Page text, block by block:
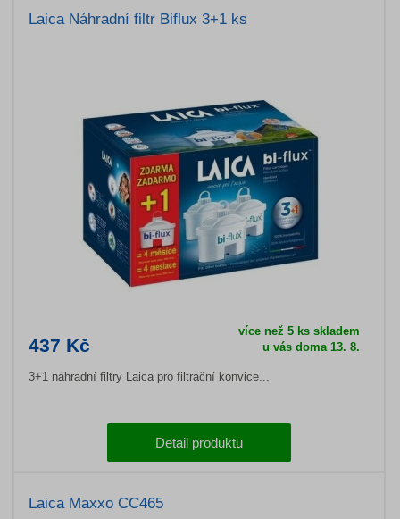
Laica Náhradní filtr Biflux 3+1 ks
437 Kč
více než 5 ks skladem
u vás doma 13. 8.
3+1 náhradní filtry Laica pro filtrační konvice...
Detail produktu
Laica Maxxo CC465